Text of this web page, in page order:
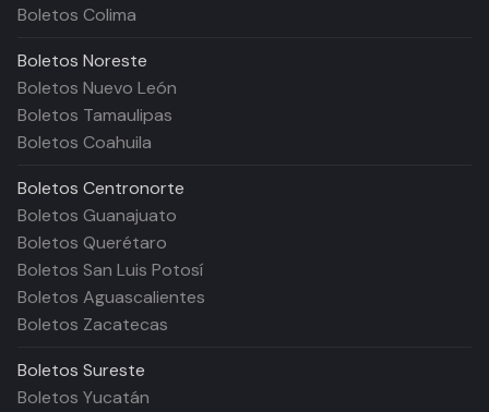
Boletos Colima
Boletos Noreste
Boletos Nuevo León
Boletos Tamaulipas
Boletos Coahuila
Boletos Centronorte
Boletos Guanajuato
Boletos Querétaro
Boletos San Luis Potosí
Boletos Aguascalientes
Boletos Zacatecas
Boletos Sureste
Boletos Yucatán